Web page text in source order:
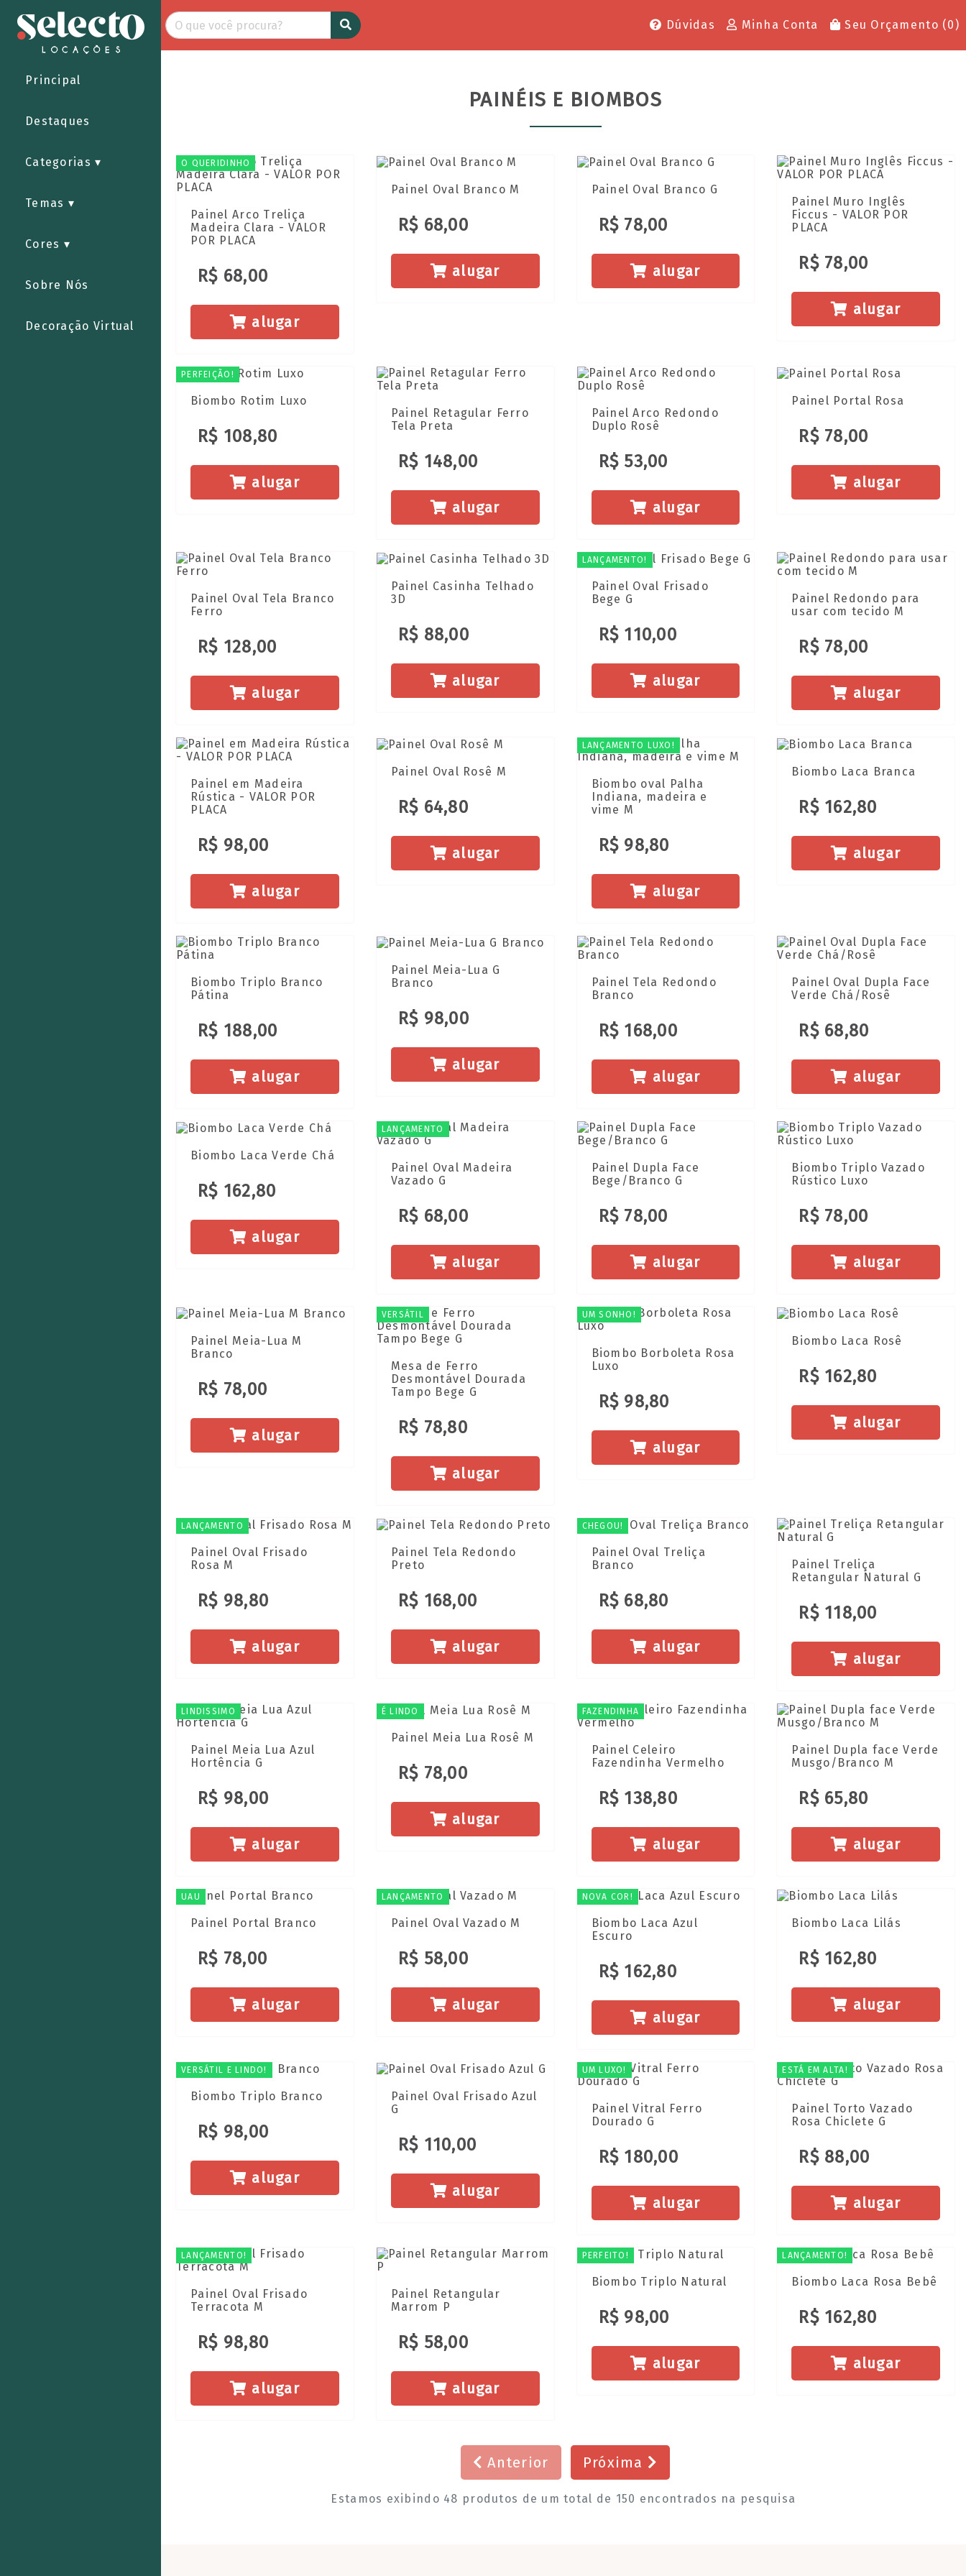
Principal
Destaques
Categorias
Temas
Cores
Sobre Nós
Decoração Virtual
Dúvidas Minha Conta Seu Orçamento (0 )
PAINÉIS E BIOMBOS
O QUERIDINHO
Painel Arco Treliça
Madeira Clara - VALOR
POR PLACA
R$ 68,00
alugar
Painel Oval Branco M
R$ 68,00
alugar
Painel Oval Branco G
R$ 78,00
alugar
Painel Muro Inglês
Ficcus - VALOR POR
PLACA
R$ 78,00
alugar
PERFEIÇÃO!
Biombo Rotim Luxo
R$ 108,80
alugar
Painel Retagular Ferro
Tela Preta
R$ 148,00
alugar
Painel Arco Redondo
Duplo Rosê
R$ 53,00
alugar
Painel Portal Rosa
R$ 78,00
alugar
Painel Oval Tela Branco
Ferro
R$ 128,00
alugar
Painel Casinha Telhado
3D
R$ 88,00
alugar
LANÇAMENTO!
Painel Oval Frisado
Bege G
R$ 110,00
alugar
Painel Redondo para
usar com tecido M
R$ 78,00
alugar
Painel em Madeira
Rústica - VALOR POR
PLACA
R$ 98,00
alugar
Painel Oval Rosê M
R$ 64,80
alugar
LANÇAMENTO LUXO!
Biombo oval Palha
Indiana, madeira e
vime M
R$ 98,80
alugar
Biombo Laca Branca
R$ 162,80
alugar
Biombo Triplo Branco
Pátina
R$ 188,00
alugar
Painel Meia-Lua G
Branco
R$ 98,00
alugar
Painel Tela Redondo
Branco
R$ 168,00
alugar
Painel Oval Dupla Face
Verde Chá/Rosê
R$ 68,80
alugar
Biombo Laca Verde Chá
R$ 162,80
alugar
LANÇAMENTO
Painel Oval Madeira
Vazado G
R$ 68,00
alugar
Painel Dupla Face
Bege/Branco G
R$ 78,00
alugar
Biombo Triplo Vazado
Rústico Luxo
R$ 78,00
alugar
Painel Meia-Lua M
Branco
R$ 78,00
alugar
VERSÁTIL
Mesa de Ferro
Desmontável Dourada
Tampo Bege G
R$ 78,80
alugar
UM SONHO!
Biombo Borboleta Rosa
Luxo
R$ 98,80
alugar
Biombo Laca Rosê
R$ 162,80
alugar
LANÇAMENTO
Painel Oval Frisado
Rosa M
R$ 98,80
alugar
Painel Tela Redondo
Preto
R$ 168,00
alugar
CHEGOU!
Painel Oval Treliça
Branco
R$ 68,80
alugar
Painel Treliça
Retangular Natural G
R$ 118,00
alugar
LINDISSIMO
Painel Meia Lua Azul
Hortência G
R$ 98,00
alugar
É LINDO
Painel Meia Lua Rosê M
R$ 78,00
alugar
FAZENDINHA
Painel Celeiro
Fazendinha Vermelho
R$ 138,80
alugar
Painel Dupla face Verde
Musgo/Branco M
R$ 65,80
alugar
UAU
Painel Portal Branco
R$ 78,00
alugar
LANÇAMENTO
Painel Oval Vazado M
R$ 58,00
alugar
NOVA COR!
Biombo Laca Azul
Escuro
R$ 162,80
alugar
Biombo Laca Lilás
R$ 162,80
alugar
VERSÁTIL E LINDO!
Biombo Triplo Branco
R$ 98,00
alugar
Painel Oval Frisado Azul
G
R$ 110,00
alugar
UM LUXO!
Painel Vitral Ferro
Dourado G
R$ 180,00
alugar
ESTÁ EM ALTA!
Painel Torto Vazado
Rosa Chiclete G
R$ 88,00
alugar
LANÇAMENTO!
Painel Oval Frisado
Terracota M
R$ 98,80
alugar
Painel Retangular
Marrom P
R$ 58,00
alugar
PERFEITO!
Biombo Triplo Natural
R$ 98,00
alugar
LANÇAMENTO!
Biombo Laca Rosa Bebê
R$ 162,80
alugar
Anterior Próxima
Estamos exibindo 48 produtos de um total de 150 encontrados na pesquisa